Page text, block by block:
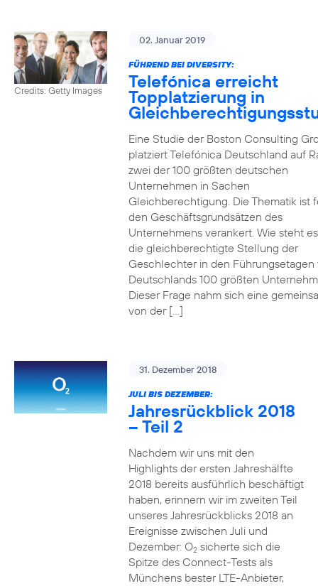
Credits: Getty Images
02. Januar 2019
FÜHREND BEI DIVERSITY:
Telefónica erreicht
Topplatzierung in
Eine Studie der Boston Consulting
platziert Telefónica Deutschland auf
zwei der 100 größten deutschen
Unternehmen in Sachen
Gleichberechtigung. Die Thematik ist
den Geschäftsgrundsätzen des
Unternehmens verankert. Wie steht
die gleichberechtigte Stellung der
Geschlechter in den Führungsetagen
Deutschlands 100 größten
Dieser Frage nahm sich eine
von der […]
31. Dezember 2018
JULI BIS DEZEMBER:
Jahresrückblick 2018
– Teil 2
Nachdem wir uns mit den
Highlights der ersten Jahreshälfte
2018 bereits ausführlich beschäftigt
haben, erinnern wir im zweiten Teil
unseres Jahresrückblicks 2018 an
Ereignisse zwischen Juli und
Dezember: O2sicherte sich die
Spitze des Connect-Tests als
Münchens bester LTE-Anbieter,